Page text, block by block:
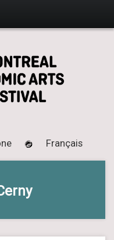
Français